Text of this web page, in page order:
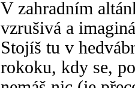
V zahradním
vzrušivá a
Stojíš tu v
rokoku, kdy se,